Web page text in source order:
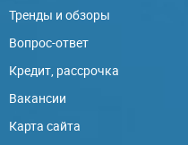
Тренды и обзоры
Вопрос-ответ
Кредит, рассрочка
Вакансии
Карта сайта